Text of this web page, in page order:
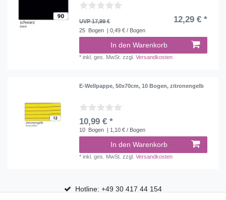
UVP 17,99 € 12,29 € *
25 Bogen | 0,49 € / Bogen
In den Warenkorb
*inkl. ges. MwSt. zzgl.Versandkosten
E-Wellpappe, 50x70cm, 10 Bogen, zitronengelb
10,99 € *
10 Bogen | 1,10 € / Bogen
In den Warenkorb
*inkl. ges. MwSt. zzgl.Versandkosten
Hotline: +49 30 417 44 154